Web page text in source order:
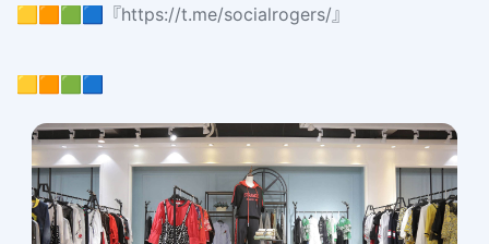
🟨🟧🟩🟦『https://t.me/socialrogers/』
🟨🟧🟩🟦